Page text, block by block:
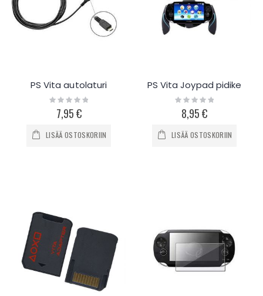
PS Vita autolaturi
Rating:
0%7,95 €
LISÄÄ OSTOSKORIIN
PS Vita Joypad pidike
Rating:
0%8,95 €
LISÄÄ OSTOSKORIIN